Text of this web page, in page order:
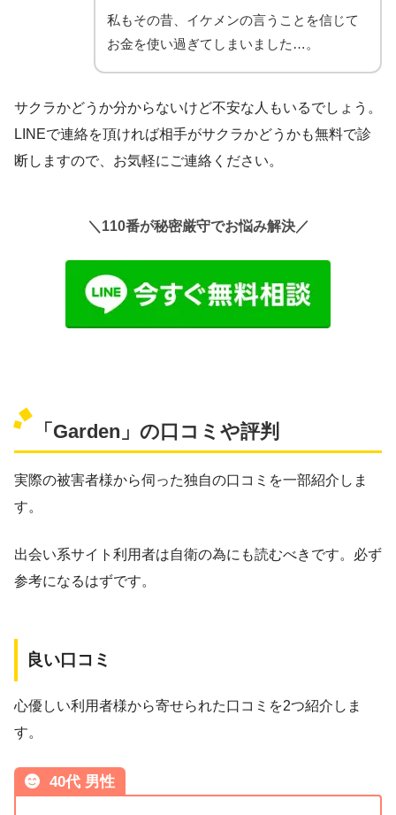
私もその昔、イケメンの言うことを信じて
お金を使い過ぎてしまいました…。
サクラかどうか分からないけど不安な人もいるでしょう。
LINEで連絡を頂ければ相手がサクラかどうかも無料で診
断しますので、お気軽にご連絡ください。
＼110番が秘密厳守でお悩み解決／
「Garden」の口コミや評判
実際の被害者様から伺った独自の口コミを一部紹介しま
す。
出会い系サイト利用者は自衛の為にも読むべきです。必ず
参考になるはずです。
良い口コミ
心優しい利用者様から寄せられた口コミを2つ紹介しま
す。
40代 男性